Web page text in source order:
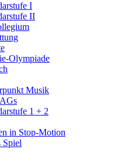
I
II
Olympiade
Musik
1 + 2
in Stop-Motion
Spiel